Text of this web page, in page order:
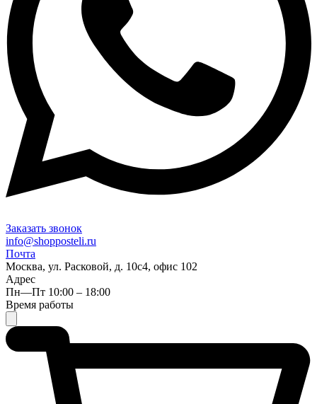
Заказать звонок
info@shopposteli.ru
Почта
Москва, ул. Расковой, д. 10с4, офис 102
Адрес
Пн—Пт 10:00 – 18:00
Время работы